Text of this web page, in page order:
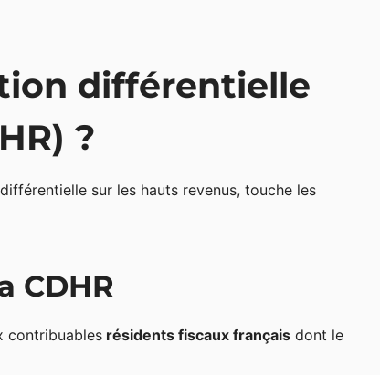
différentielle
?
sur les hauts revenus, touche les
CDHR
contribuables résidents fiscaux français dont le